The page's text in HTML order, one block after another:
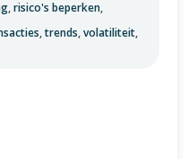
,risico's beperken,
,trends,volatiliteit,